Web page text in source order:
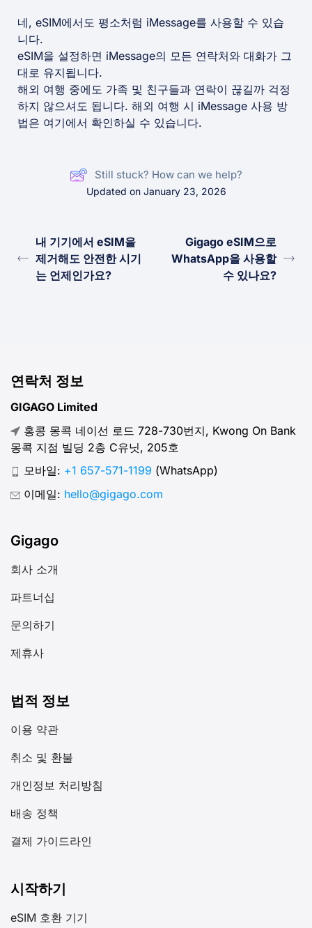
네, eSIM에서도 평소처럼 iMessage를 사용할 수 있습
니다.
eSIM을 설정하면 iMessage의 모든 연락처와 대화가 그
대로 유지됩니다.
해외 여행 중에도 가족 및 친구들과 연락이 끊길까 걱정
하지 않으셔도 됩니다. 해외 여행 시 iMessage 사용 방
법은 여기에서 확인하실 수 있습니다.
Still stuck? How can we help?
Updated on January 23, 2026
내 기기에서 eSIM을
제거해도 안전한 시기
는 언제인가요?
Gigago eSIM으로
WhatsApp을 사용할
수 있나요?
연락처 정보
GIGAGO Limited
홍콩 몽콕 네이선 로드 728-730번지, Kwong On Bank
몽콕 지점 빌딩 2층 C유닛, 205호
모바일: +1 657-571-1199 (WhatsApp)
이메일: hello@gigago.com
Gigago
회사 소개
파트너십
문의하기
제휴사
법적 정보
이용 약관
취소 및 환불
개인정보 처리방침
배송 정책
결제 가이드라인
시작하기
eSIM 호환 기기